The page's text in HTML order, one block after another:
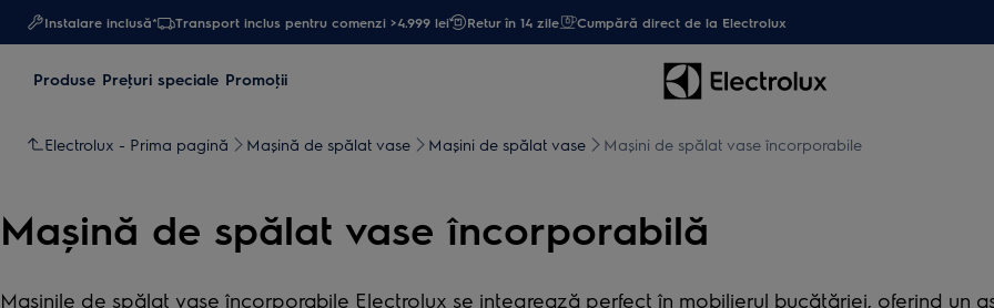
Instalare inclusă* Transport inclus pentru comenzi >4.999 lei Retur în 14 zile Cumpără direct de la Electrolux
Produse Preţuri speciale Promoţii
Electrolux - Prima pagină Mașină de spălat vase Maşini de spălat vase Mașini de spălat vase încorporabile
Mașină de spălat vase încorporabilă
Maşinile de spălat vase încorporabile Electrolux se integrează perfect în mobilierul bucătăriei, oferind un